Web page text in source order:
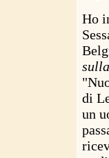
Ho
di
un